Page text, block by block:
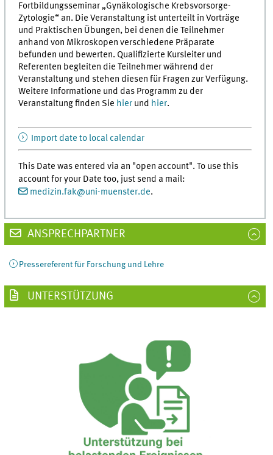
Fortbildungsseminar „Gynäkologische Krebsvorsorge-
Zytologie“ an. Die Veranstaltung ist unterteilt in Vorträge
und Praktischen Übungen, bei denen die Teilnehmer
anhand von Mikroskopen verschiedene Präparate
befunden und bewerten. Qualifizierte Kursleiter und
Referenten begleiten die Teilnehmer während der
Veranstaltung und stehen diesen für Fragen zur Verfügung.
Weitere Informatione und das Programm zu der
Veranstaltung finden Sie hier und hier.
Import date to local calendar
This Date was entered via an "open account". To use this
account for your Date too, just send a mail:
medizin.fak@uni-muenster.de.
ANSPRECHPARTNER
Pressereferent für Forschung und Lehre
UNTERSTÜTZUNG